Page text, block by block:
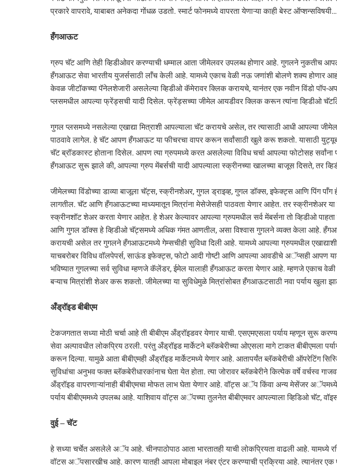
प्रकारे वापरावे, याबाबत अनेकदा गोंधळ उडतो. स्मार्ट फोनमध्ये वापरता येणाऱ्या काही बेस्ट
हँगआऊट
ग्रुप चॅट आणि तेही व्हिडीओवर करण्याची धम्माल आता जीमेलवर उपलब्ध होणार आहे. गुगलने नुकतीच
हँगआऊट सेवा भारतीय युजर्ससाठी लाँच केली आहे. यामध्ये एकाच वेळी नऊ जणांशी बोलणे शक्य होणार
केवळ जीटॉकच्या पॅनेलशेजारी असलेल्या व्हिडीओ कॅमेरावर क्लिक करायचे, यानंतर एक नवीन विंडो पॉप-
प्लसमधील आपल्या फ्रेंड्सची यादी दिसेल. फ्रेंड्सच्या जीमेल आयडीवर क्लिक करून त्यांना व्हिडीओ
गुगल प्लसमध्ये नसलेल्या एखाद्या मित्राशी आपल्याला चॅट करायचे असेल, तर त्यासाठी आधी आपल्या
पाठवावे लागेल. हे चॅट आपण हँगआऊट या फीचरचा वापर करून सर्वांसाठी खुले करू शकतो. यासाठी
चॅट ब्रॉडकास्ट होताना दिसेल. आपण त्या ग्रुपमध्ये करत असलेल्या विविध चर्चा आपल्या फोटोसह
हँगआऊट सुरू झाले की, आपल्या ग्रुप मेंबर्सची यादी आपल्याला स्क्रीनच्या खालच्या बाजूस दिसते, तर
जीमेलच्या विंडोच्या डाव्या बाजूला चॅट्स, स्क्रीनशेअर, गुगल ड्राइव्ह, गुगल डॉक्स, इफेक्ट्स आणि पिंग
लागतील. चॅट आणि हँगआऊटच्या माध्यमातून मित्रांना मेसेजेसही पाठवता येणार आहेत. तर स्क्रीनशेअर या
स्क्रीनशॉट शेअर करता येणार आहेत. हे शेअर केल्यावर आपल्या ग्रुपमधील सर्व मेंबर्सना तो व्हिडीओ
आणि गुगल डॉक्स हे व्हिडीओ चॅट्समध्ये अधिक गंमत आणतील, असा विश्वास गुगलने व्यक्त केला आहे.
करायची असेल तर गुगलने हँगआऊटमध्ये गेम्सचीही सुविधा दिली आहे. यामध्ये आपल्या ग्रुपमधील
याचबरोबर विविध वॉलपेपर्स, साऊंड इफेक्ट्स, फोटो आदी गोष्टी आणि आपल्या आवडीचे अॅप्सही आपण
भविष्यात गुगलच्या सर्व सुविधा म्हणजे कॅलेंडर, ईमेल यालाही हँगआऊट करता येणार आहे. म्हणजे एकाच
बऱ्याच मित्रांशी शेअर करू शकतो. जीमेलच्या या सुविधेमुळे मित्रांसोबत हँगआऊटसाठी नवा पर्याय खुला
अँड्रॉइड बीबीएम
टेकजगतात सध्या मोठी चर्चा आहे ती बीबीएम अँड्रॉइडवर येणार याची. एसएमएसला पर्याय म्हणून सुरू
सेवा अल्पावधीत लोकप्रिय ठरली. परंतु अँड्रॉइड मार्केटने ब्लॅकबेरीच्या ओएसला मागे टाकत बीबीएमला
करून दिल्या. यामुळे आता बीबीएमही अँड्रॉइड मार्केटमध्ये येणार आहे. आतापर्यंत ब्लॅकबेरीची ऑपरेटिंग
सुविधांचा अनुभव फक्त ब्लॅकबेरीधारकांनाच घेता येत होता. त्या जोरावर ब्लॅकबेरीने कित्येक वर्षे
अँड्रॉइड वापरणाऱ्यांनाही बीबीएमचा मोफत लाभ घेता येणार आहे. वॉट्स अॅप किंवा अन्य मेसेंजर
पर्याय बीबीएममध्ये उपलब्ध आहे. याशिवाय वॉट्स अॅपच्या तुलनेत बीबीएमवर आपल्याला व्हिडिओ चॅट,
वुई – चॅट
हे सध्या चर्चेत असलेले अॅप आहे. चीनपाठोपाठ आता भारतातही याची लोकप्रियता वाढली आहे. यामध्ये
वॉटस अॅपसारखीच आहे. कारण यातही आपला मोबाइल नंबर एंटर करण्याची प्रक्रिया आहे. त्यानंतर एक